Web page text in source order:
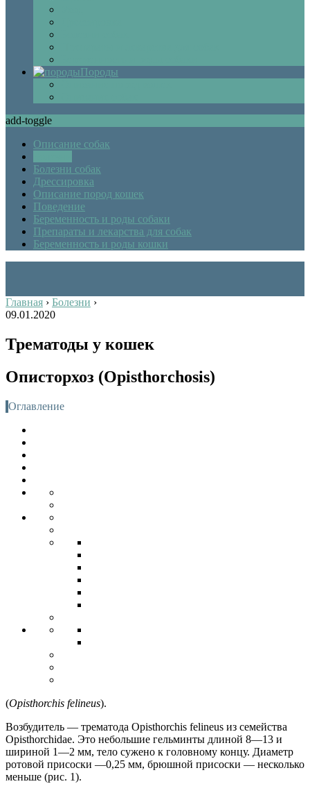
Породы
add-toggle
Описание собак
Болезни собак
Дрессировка
Описание пород кошек
Поведение
Беременность и роды собаки
Препараты и лекарства для собак
Беременность и роды кошки
Главная › Болезни ›
09.01.2020
Трематоды у кошек
Описторхоз (Opisthorchosis)
Оглавление
(Opisthorchis felineus).
Возбудитель — трематода Opisthorchis felineus из семейства
Opisthorchidae. Это небольшие гельминты длиной 8—13 и
шириной 1—2 мм, тело сужено к головному концу. Диаметр
ротовой присоски —0,25 мм, брюшной присоски — несколько
меньше (рис. 1).